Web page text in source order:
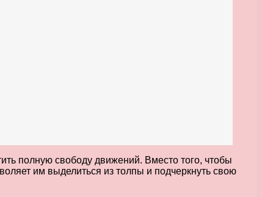
полную свободу движений. Вместо того, чтобы
им выделиться из толпы и подчеркнуть свою